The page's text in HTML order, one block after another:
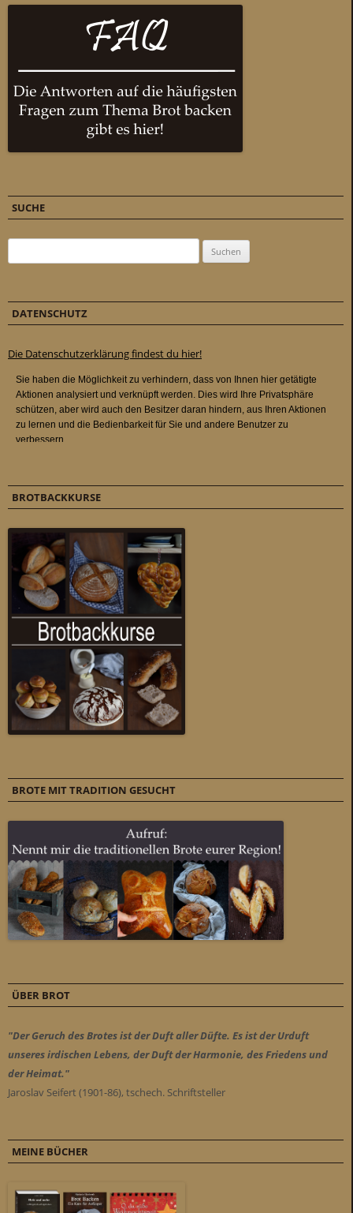
SUCHE
DATENSCHUTZ
Die Datenschutzerklärung findest du hier!
BROTBACKKURSE
BROTE MIT TRADITION GESUCHT
ÜBER BROT
"Der Geruch des Brotes ist der Duft aller Düfte. Es ist der Urduft
unseres irdischen Lebens, der Duft der Harmonie, des Friedens und
der Heimat."
Jaroslav Seifert (1901-86), tschech. Schriftsteller
MEINE BÜCHER